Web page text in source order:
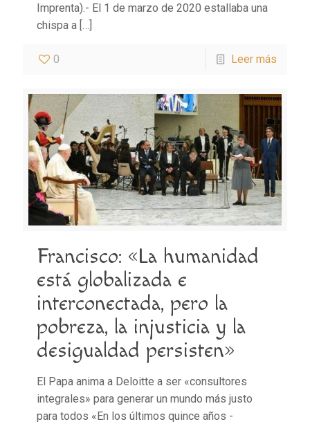
Imprenta).- El 1 de marzo de 2020 estallaba una
chispa a […]
0 Leer más
Francisco: «La humanidad
está globalizada e
interconectada, pero la
pobreza, la injusticia y la
desigualdad persisten»
El Papa anima a Deloitte a ser «consultores
integrales» para generar un mundo más justo
para todos «En los últimos quince años -